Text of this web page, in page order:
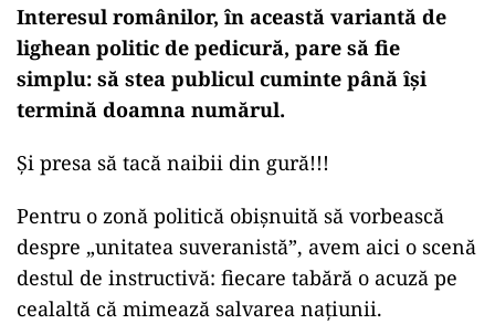
Interesul românilor, în această variantă de
lighean politic de pedicură, pare să fie
simplu: să stea publicul cuminte până își
termină doamna numărul.
Și presa să tacă naibii din gură!!!
Pentru o zonă politică obișnuită să vorbească
despre „unitatea suveranistă”, avem aici o scenă
destul de instructivă: fiecare tabără o acuză pe
cealaltă că mimează salvarea națiunii.